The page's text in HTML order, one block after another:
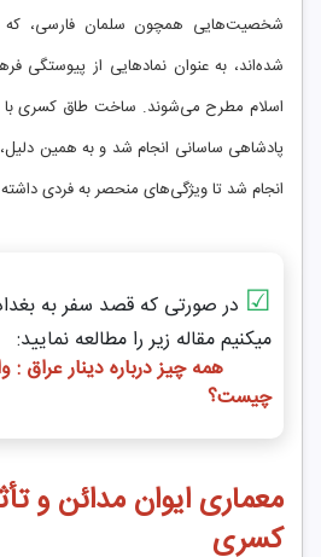
شخصیت‌هایی همچون سلمان فارسی، که
شده‌اند، به عنوان نمادهایی از پیوستگی
اسلام مطرح می‌شوند. ساخت طاق کسری با
پادشاهی ساسانی انجام شد و به همین
انجام شد تا ویژگی‌های منحصر به فردی
☑ در صورتی که قصد سفر به بغداد
میکنیم مقاله زیر را مطالعه نمایید:
همه چیز درباره دینار عراق :
چیست؟
معماری ایوان مدائن و
کسری